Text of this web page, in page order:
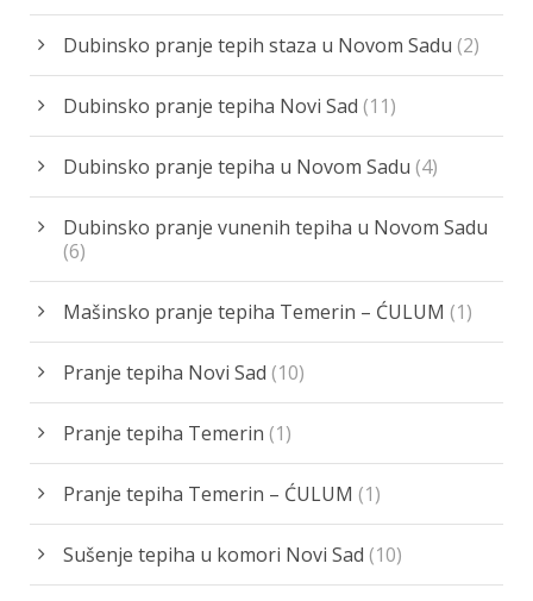
Dubinsko pranje tepih staza u Novom Sadu (2)
Dubinsko pranje tepiha Novi Sad (11)
Dubinsko pranje tepiha u Novom Sadu (4)
Dubinsko pranje vunenih tepiha u Novom Sadu
(6)
Mašinsko pranje tepiha Temerin – ĆULUM (1)
Pranje tepiha Novi Sad (10)
Pranje tepiha Temerin (1)
Pranje tepiha Temerin – ĆULUM (1)
Sušenje tepiha u komori Novi Sad (10)